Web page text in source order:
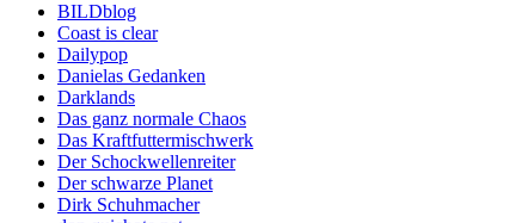
BILDblog
Coast is clear
Dailypop
Danielas Gedanken
Darklands
Das ganz normale Chaos
Das Kraftfuttermischwerk
Der Schockwellenreiter
Der schwarze Planet
Dirk Schuhmacher